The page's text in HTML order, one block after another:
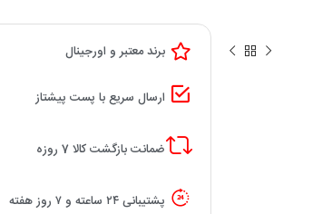
برند معتبر و اورجینال
ارسال سریع با پست پیشتاز
ضمانت بازگشت کالا 7 روزه
پشتیبانی ۲۴ ساعته و ۷ روز هفته